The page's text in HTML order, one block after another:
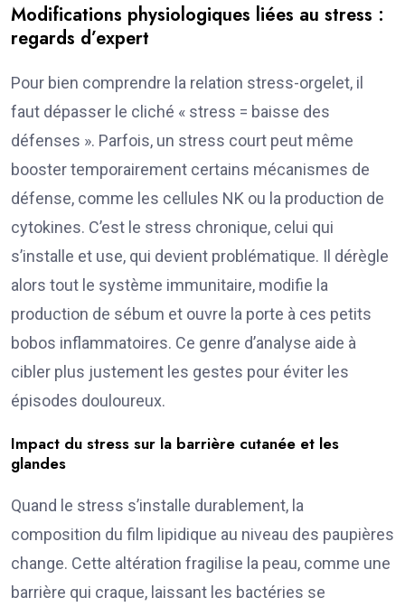
Modifications physiologiques liées au stress :
regards d’expert
Pour bien comprendre la relation stress-orgelet, il
faut dépasser le cliché « stress = baisse des
défenses ». Parfois, un stress court peut même
booster temporairement certains mécanismes de
défense, comme les cellules NK ou la production de
cytokines. C’est le stress chronique, celui qui
s’installe et use, qui devient problématique. Il dérègle
alors tout le système immunitaire, modifie la
production de sébum et ouvre la porte à ces petits
bobos inflammatoires. Ce genre d’analyse aide à
cibler plus justement les gestes pour éviter les
épisodes douloureux.
Impact du stress sur la barrière cutanée et les
glandes
Quand le stress s’installe durablement, la
composition du film lipidique au niveau des paupières
change. Cette altération fragilise la peau, comme une
barrière qui craque, laissant les bactéries se